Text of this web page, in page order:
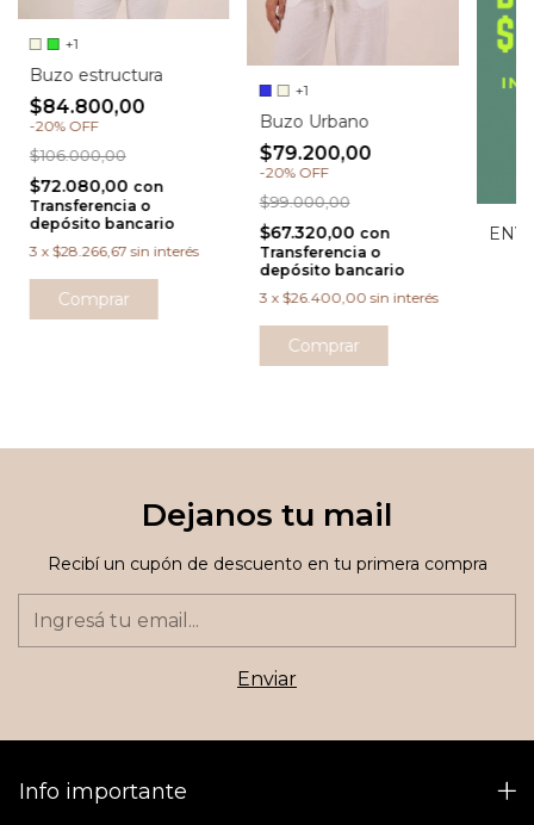
+1
Buzo estructura
$84.800,00
-20% OFF
$106.000,00
$72.080,00 con
Transferencia o
depósito bancario
3 x $28.266,67 sin interés
Comprar
+1
Buzo Urbano
$79.200,00
-20% OFF
$99.000,00
$67.320,00 con
Transferencia o
depósito bancario
3 x $26.400,00 sin interés
Comprar
Dejanos tu mail
Recibí un cupón de descuento en tu primera compra
Info importante